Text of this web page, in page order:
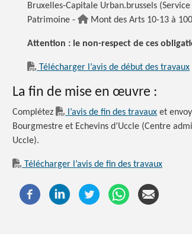
Bruxelles-Capitale Urban.brussels
Patrimoine -
Mont des Arts 10-13 à
Attention : le non-respect de ces
Télécharger l’avis de début des travaux
La fin de mise en œuvre :
Complétez l’avis de fin des travaux et
Bourgmestre et Echevins d’Uccle (Centre
Uccle).
Télécharger l’avis de fin des travaux